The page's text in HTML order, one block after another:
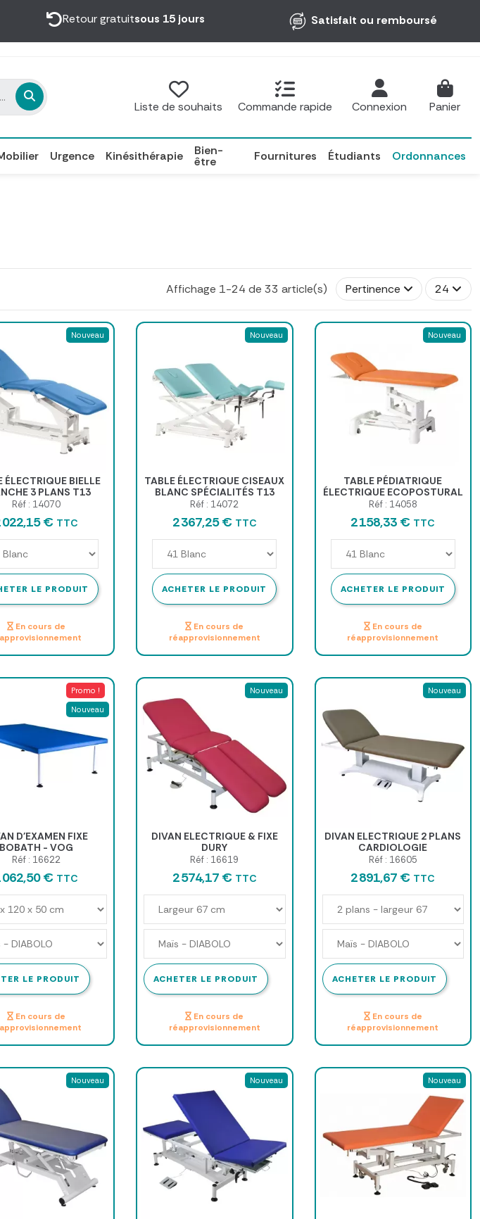
Retour gratuitsous 15 jours Satisfait ou remboursé
Liste de souhaits Commande rapide Connexion Panier
Urgence Kinésithérapie Bien-
être Fournitures Étudiants Ordonnances
Affichage 1-24 de 33 article(s) Pertinence 24
Nouveau
ÉLECTRIQUE BIELLE
3 PLANS T13
62X198CM
Réf : 14070
022,15 € TTC
LE PRODUIT
En cours de
Nouveau
TABLE ÉLECTRIQUE CISEAUX
BLANC SPÉCIALITÉS T13
62X200CM ECOPOSTURAL
Réf : 14072
2 367,25 € TTC
ACHETER LE PRODUIT
En cours de
réapprovisionnement
Nouveau
TABLE PÉDIATRIQUE
ÉLECTRIQUE ECOPOSTURAL
2 PLANS - 2 SECTIONS C3548
Réf : 14058
2 158,33 € TTC
ACHETER LE PRODUIT
En cours de
réapprovisionnement
Promo !
Nouveau
D'EXAMEN FIXE
BOBATH - VOG
Réf : 16622
062,50 € TTC
LE PRODUIT
En cours de
Nouveau
DIVAN ELECTRIQUE & FIXE
DURY
Réf : 16619
2 574,17 € TTC
ACHETER LE PRODUIT
En cours de
réapprovisionnement
Nouveau
DIVAN ELECTRIQUE 2 PLANS
CARDIOLOGIE
Réf : 16605
2 891,67 € TTC
ACHETER LE PRODUIT
En cours de
réapprovisionnement
Nouveau Nouveau Nouveau